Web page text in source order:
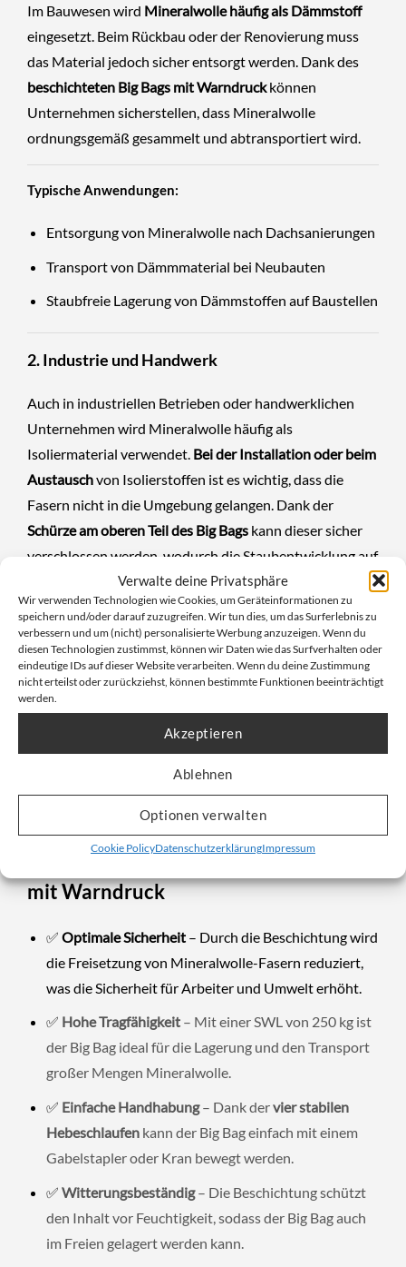
Verwalte deine Privatsphäre
Wir verwenden Technologien wie Cookies, um Geräteinformationen zu
speichern und/oder darauf zuzugreifen. Wir tun dies, um das Surferlebnis zu
verbessern und um (nicht) personalisierte Werbung anzuzeigen. Wenn du
diesen Technologien zustimmst, können wir Daten wie das Surfverhalten oder
eindeutige IDs auf dieser Website verarbeiten. Wenn du deine Zustimmung
nicht erteilst oder zurückziehst, können bestimmte Funktionen beeinträchtigt
werden.
Akzeptieren
Ablehnen
Optionen verwalten
Cookie PolicyDatenschutzerklärungImpressum
Im Bauwesen wird Mineralwolle häufig als Dämmstoff
eingesetzt. Beim Rückbau oder der Renovierung muss
das Material jedoch sicher entsorgt werden. Dank des
beschichteten Big Bags mit Warndruckkönnen
Unternehmen sicherstellen, dass Mineralwolle
ordnungsgemäß gesammelt und abtransportiert wird.
Typische Anwendungen:
Entsorgung von Mineralwolle nach Dachsanierungen
Transport von Dämmmaterial bei Neubauten
Staubfreie Lagerung von Dämmstoffen auf Baustellen
2. Industrie und Handwerk
Auch in industriellen Betrieben oder handwerklichen
Unternehmen wird Mineralwolle häufig als
Isoliermaterial verwendet. Bei der Installation oder beim
Austauschvon Isolierstoffen ist es wichtig, dass die
Fasern nicht in die Umgebung gelangen. Dank der
Schürze am oberen Teil des Big Bags kann dieser sicher
verschlossen werden, wodurch die Staubentwicklung auf
ein Minimum reduziert wird.
3. Entsorgungsunternehmen und Recyclinghöfe
Da die Entsorgung von Mineralwolle gesetzlich geregelt
ist, spielt dieser Big Bag eine zentrale Rolle in
Entsorgungsunternehmen und auf Recyclinghöfen. Der
aufgedruckte Warndruckinformiert direkt über den
speziellen Entsorgungsbedarf und erleichtert die
Vorteile des Big Bags 90x90x220 cm
mit Warndruck
✅ Optimale Sicherheit– Durch die Beschichtung wird
die Freisetzung von Mineralwolle-Fasern reduziert,
was die Sicherheit für Arbeiter und Umwelt erhöht.
✅ Hohe Tragfähigkeit– Mit einer SWL von 250 kg ist
der Big Bag ideal für die Lagerung und den Transport
großer Mengen Mineralwolle.
✅ Einfache Handhabung– Dank dervier stabilen
Hebeschlaufenkann der Big Bag einfach mit einem
Gabelstapler oder Kran bewegt werden.
✅ Witterungsbeständig– Die Beschichtung schützt
den Inhalt vor Feuchtigkeit, sodass der Big Bag auch
im Freien gelagert werden kann.